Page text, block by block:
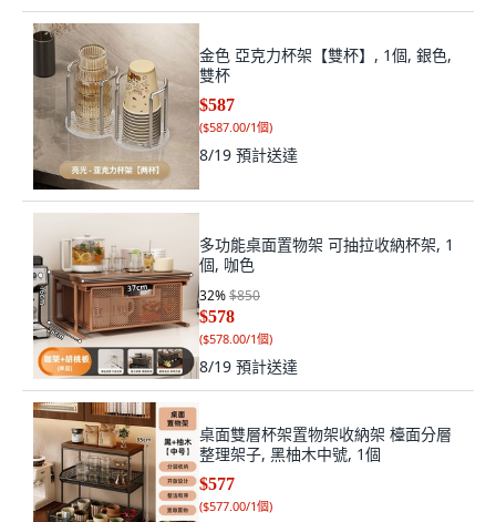
金色 亞克力杯架【雙杯】, 1個, 銀色,
雙杯
$587
($587.00/1個)
8/19 預計送達
多功能桌面置物架 可抽拉收納杯架, 1
個, 咖色
32%$850
$578
($578.00/1個)
8/19 預計送達
桌面雙層杯架置物架收納架 檯面分層
整理架子, 黑柚木中號, 1個
$577
($577.00/1個)